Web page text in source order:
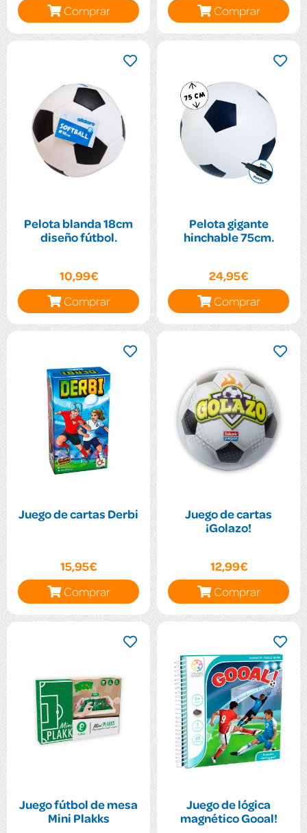
Comprar
Comprar
Pelota blanda 18cm
diseño fútbol.
10,99€
Comprar
Pelota gigante
hinchable 75cm.
24,95€
Comprar
Juego de cartas Derbi
15,95€
Comprar
Juego de cartas
¡Golazo!
12,99€
Comprar
Juego fútbol de mesa
Mini Plakks
Juego de lógica
magnético Gooal!